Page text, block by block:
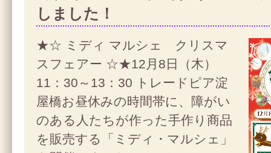
しました！
★☆ ミディ マルシェ クリスマ
スフェアー ☆★12月8日（木）
11：30～13：30 トレードピア淀
屋橋お昼休みの時間帯に、障がい
のある人たちが作った手作り商品
を販売する「ミディ・マルシェ」